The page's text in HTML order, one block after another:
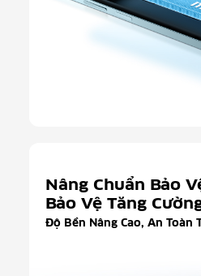
Nâng Chuẩn Bảo
Bảo Vệ Tăng
Độ Bền Nâng Cao, An Toàn